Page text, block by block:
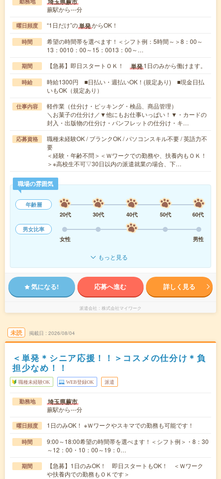
蕨駅から---分
曜日頻度 “1日だけ”の単発からOK！
時間
希望の時間帯を選べます！＜シフト例：5時間～＞8：00～
13：0010：00～15：0013：00～…
期間 【急募】即日スタートＯＫ！ 単発1日のみから働けます。
時給
時給1300円 ■日払い・週払いOK！(規定あり) ■現金日払
いもOK（規定あり）
仕事内容
軽作業（仕分け・ピッキング・検品、商品管理）
＼お菓子の仕分け／▼他にもお仕事いっぱい！▼・カードの
封入・出版物の仕分け・パンフレットの仕分け・キ…
応募資格
職種未経験OK / ブランクOK / パソコンスキル不要 / 英語力不
要
＜経験・年齢不問＞＜Ｗワークでの勤務や、扶養内もＯＫ！
＞※高校生不可▽30日以内の派遣就業の場合、下…
職場の雰囲気
年齢層
20代
30代 40代 50代
60代
男女比率
女性
男性
もっと見る
気になる! 応募へ進む 詳しく見る
派遣会社 株式会社マイワーク
未読 掲載日 2026/08/04
＜単発＊シニア応援！！＞コスメの仕分け＊負
担少なめ！！
職種未経験OK WEB登録OK 派遣
勤務地 埼玉県蕨市
蕨駅から---分
曜日頻度 1日のみOK！ ※Ｗワークやスキマでの勤務も可能です！
時間
9:00～18:00希望の時間帯を選べます！＜シフト例＞・8：30
～12：00・10：00～19：0…
期間
【急募】1日のみOK！ 即日スタートもOK！ ＜Ｗワーク
や扶養内での勤務もＯＫです＞